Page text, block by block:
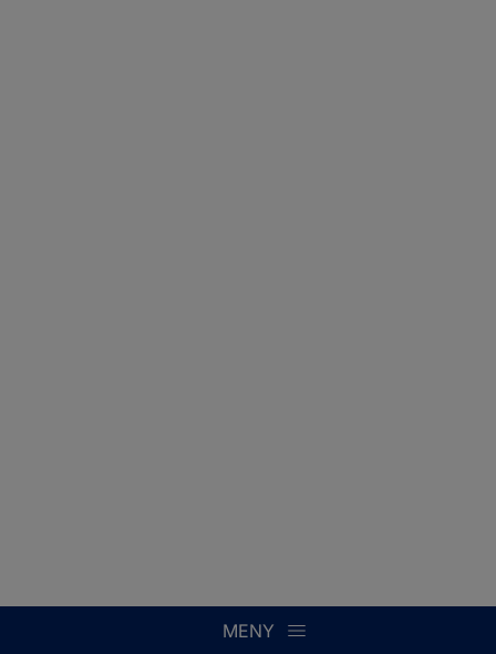
MENY